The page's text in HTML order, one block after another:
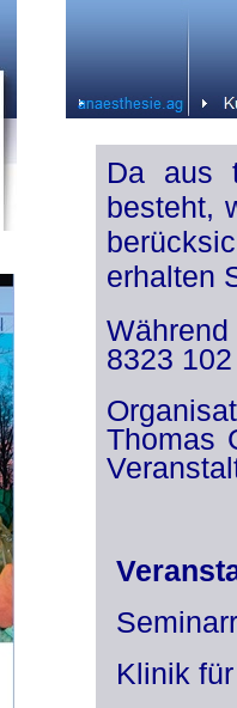
Da aus
besteht,
erhalten
8323
Thomas
Klinik